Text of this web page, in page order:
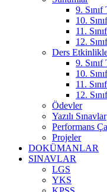
9.
10.
11.
12.
Ders
9.
10.
11.
12.
Ödevler
Yazılı Sınavlar
Performans
Projeler
DOKÜMANLAR
SINAVLAR
LGS
YKS